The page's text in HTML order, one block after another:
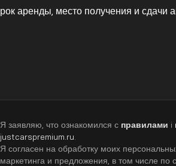
Я заявляю, что ознакомился с правилами i
justcarspremium.ru
Я согласен на обработку моих
маркетинга и предложения, в том числе по